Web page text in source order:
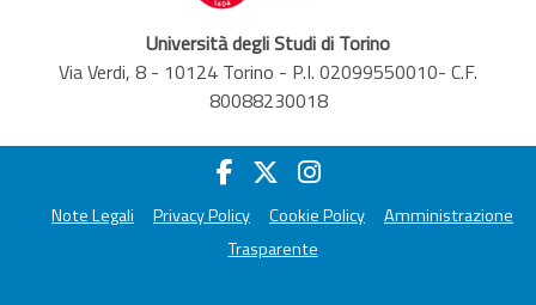
Università degli Studi di Torino
Via Verdi, 8 - 10124 Torino - P.I. 02099550010- C.F.
80088230018
Note Legali Privacy Policy Cookie Policy
Amministrazione
Trasparente